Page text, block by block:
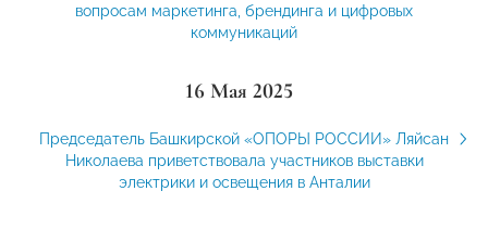
вопросам маркетинга, брендинга и цифровых
коммуникаций
16 Мая 2025
Председатель Башкирской «ОПОРЫ РОССИИ» Ляйсан
Николаева приветствовала участников выставки
электрики и освещения в Анталии